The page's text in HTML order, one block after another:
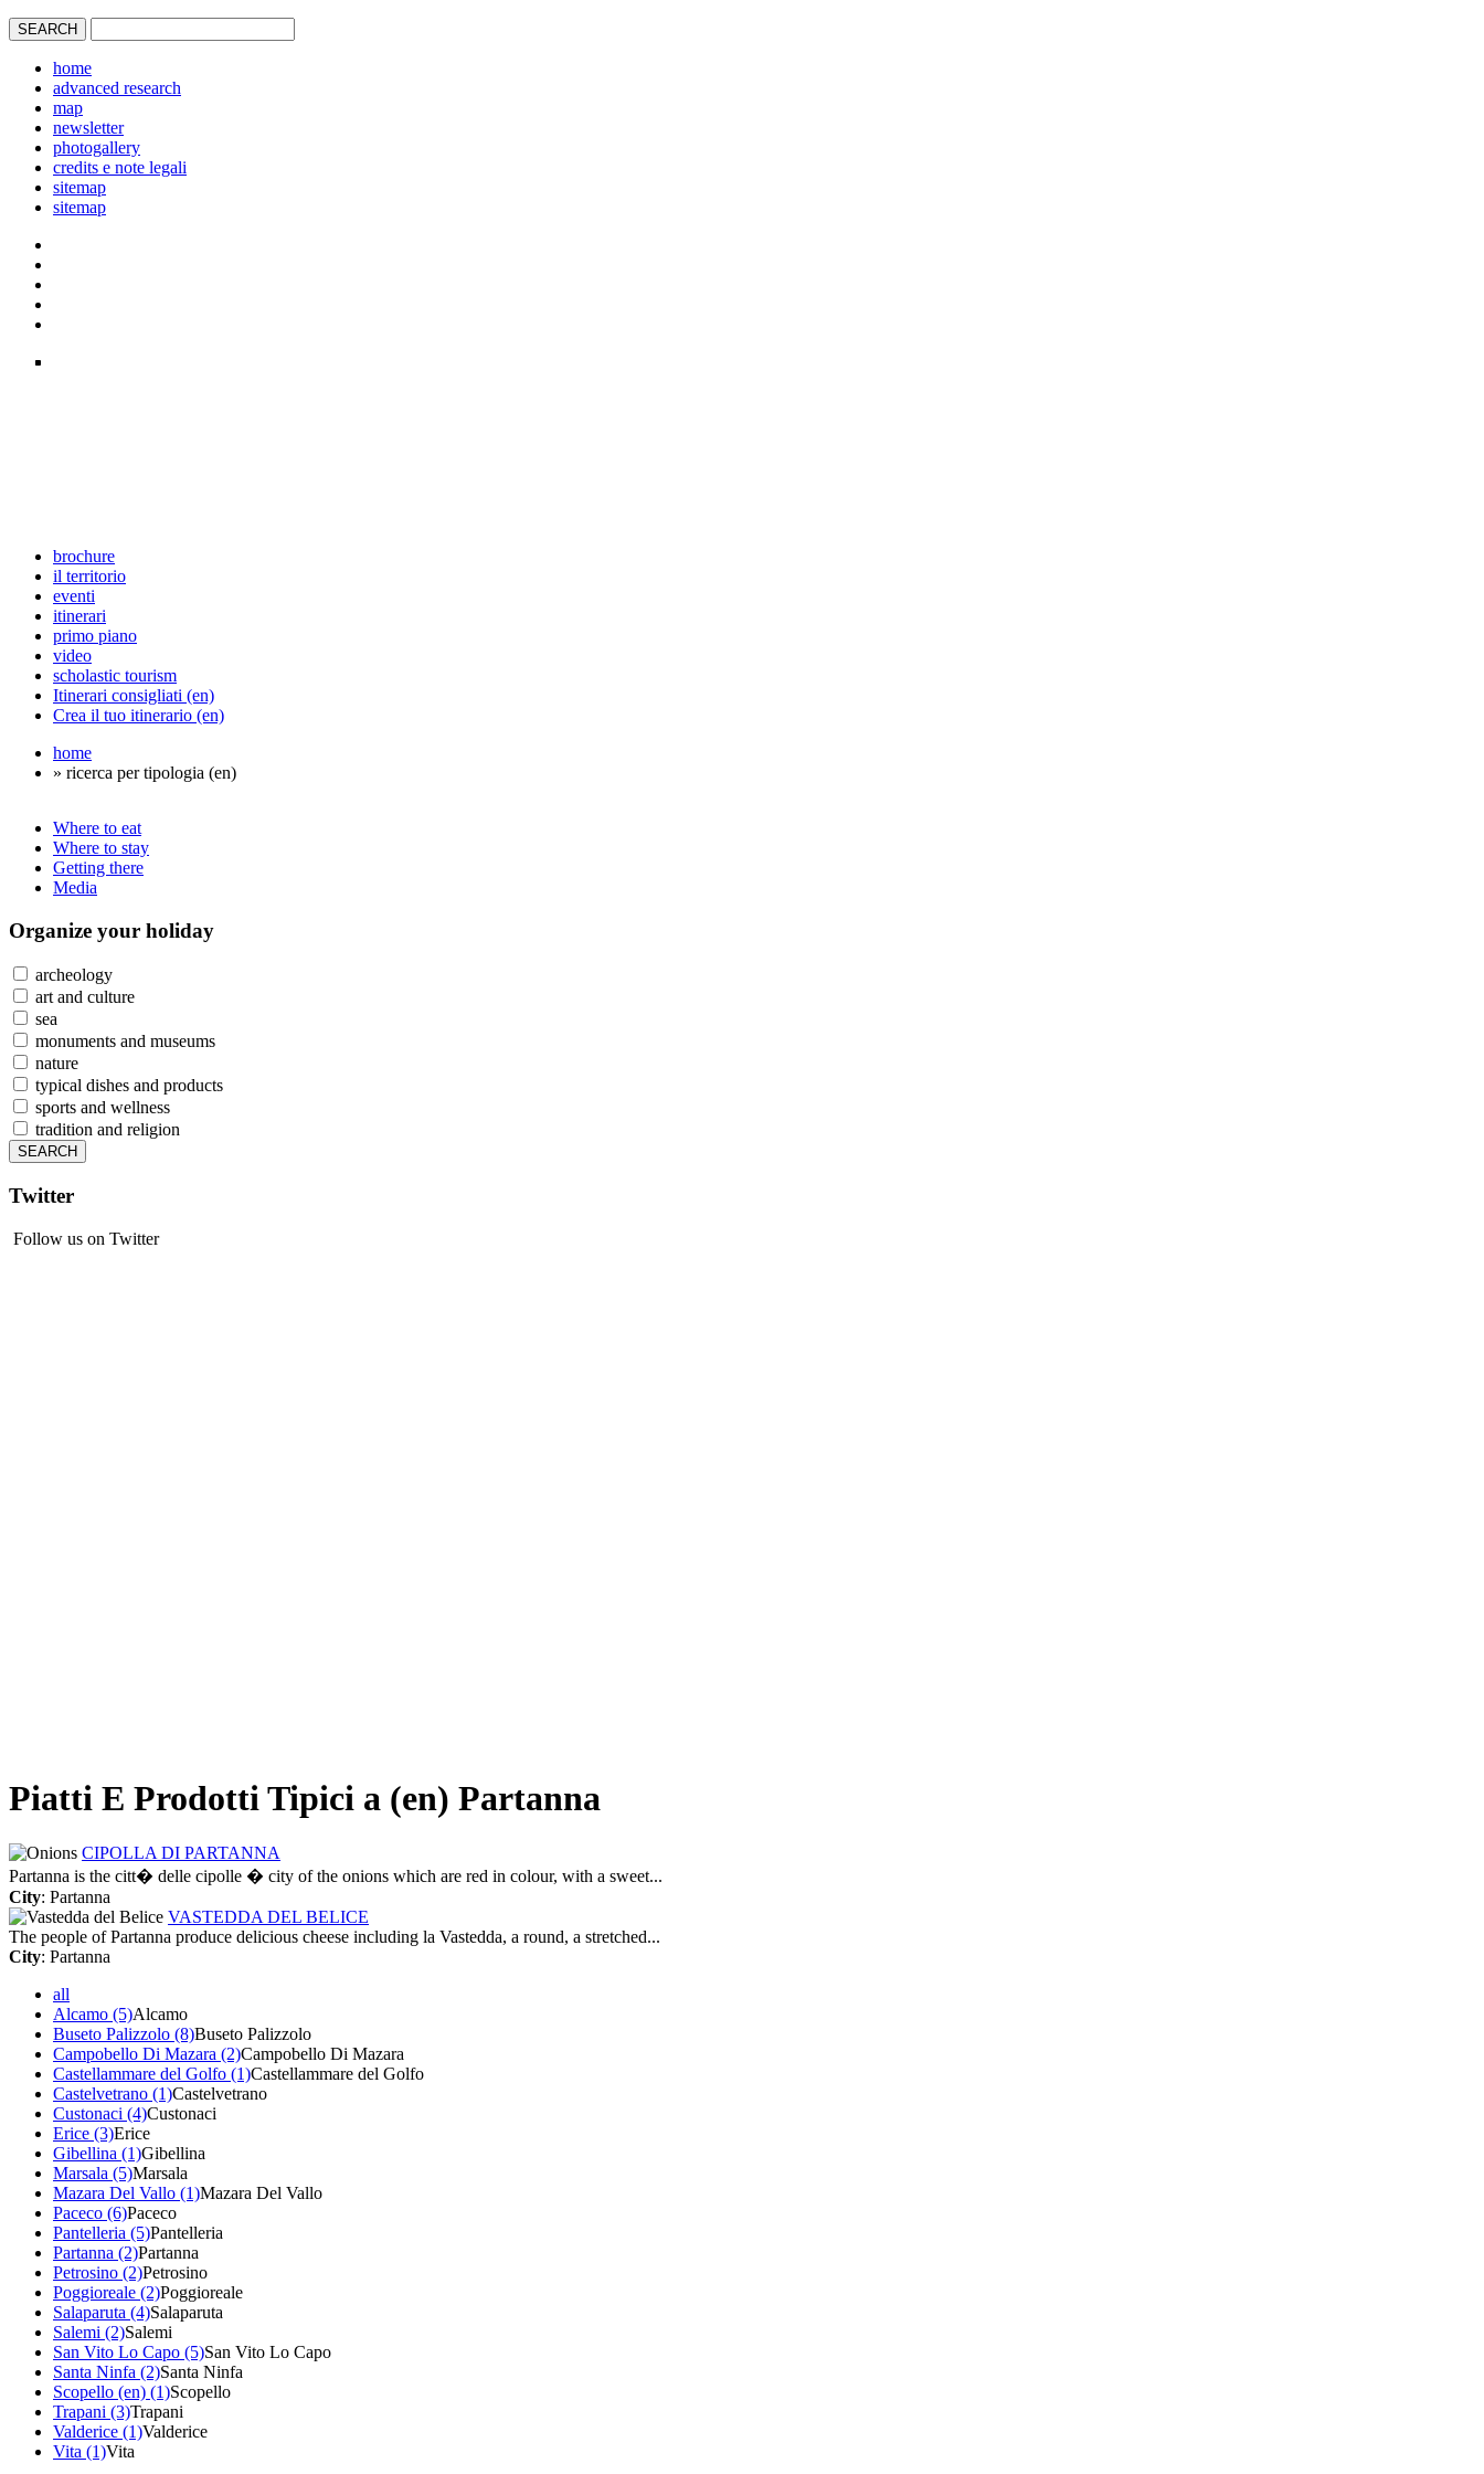
home
advanced research
map
newsletter
photogallery
credits e note legali
sitemap
sitemap
brochure
il territorio
eventi
itinerari
primo piano
video
scholastic tourism
Itinerari consigliati (en)
Crea il tuo itinerario (en)
home
» ricerca per tipologia (en)
Where to eat
Where to stay
Getting there
Media
Organize your holiday
archeology
art and culture
sea
monuments and museums
nature
typical dishes and products
sports and wellness
tradition and religion
Twitter
Follow us on Twitter
Piatti E Prodotti Tipici a (en) Partanna
CIPOLLA DI PARTANNA
Partanna is the citt� delle cipolle � city of the onions which are red in colour, with a sweet...
City: Partanna
VASTEDDA DEL BELICE
The people of Partanna produce delicious cheese including la Vastedda, a round, a stretched...
City: Partanna
all
Alcamo (5)Alcamo
Buseto Palizzolo (8)Buseto Palizzolo
Campobello Di Mazara (2)Campobello Di Mazara
Castellammare del Golfo (1)Castellammare del Golfo
Castelvetrano (1)Castelvetrano
Custonaci (4)Custonaci
Erice (3)Erice
Gibellina (1)Gibellina
Marsala (5)Marsala
Mazara Del Vallo (1)Mazara Del Vallo
Paceco (6)Paceco
Pantelleria (5)Pantelleria
Partanna (2)Partanna
Petrosino (2)Petrosino
Poggioreale (2)Poggioreale
Salaparuta (4)Salaparuta
Salemi (2)Salemi
San Vito Lo Capo (5)San Vito Lo Capo
Santa Ninfa (2)Santa Ninfa
Scopello (en) (1)Scopello
Trapani (3)Trapani
Valderice (1)Valderice
Vita (1)Vita